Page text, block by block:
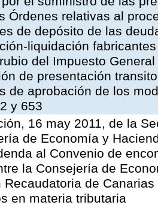
Órdenes relativas al
de depósito de las
liquidación
del Impuesto
de presentación
de aprobación de los
y 653
16 may 2011, de la
de Economía y
al Convenio de
la Consejería de
Recaudatoria de
en materia tributaria